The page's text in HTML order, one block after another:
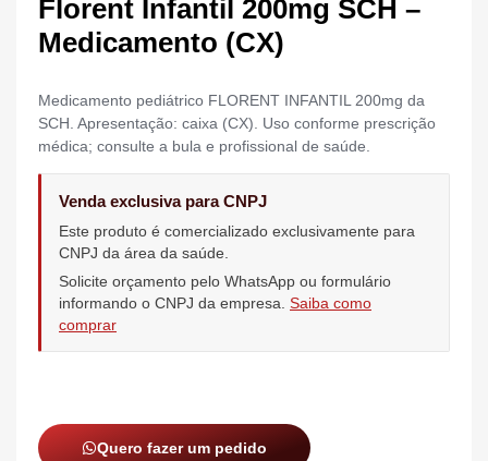
Florent Infantil 200mg SCH –
Medicamento (CX)
Medicamento pediátrico FLORENT INFANTIL 200mg da
SCH. Apresentação: caixa (CX). Uso conforme prescrição
médica; consulte a bula e profissional de saúde.
Venda exclusiva para CNPJ
Este produto é comercializado exclusivamente para
CNPJ da área da saúde.
Solicite orçamento pelo WhatsApp ou formulário
informando o CNPJ da empresa. Saiba como
comprar
Quero fazer um pedido